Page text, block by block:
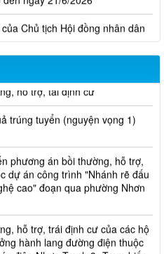
Chủ tịch Hội đồng nhân dân
phường Nhơn Trạch năm
hỗ trợ, tái định cư
trúng tuyển (nguyện vọng 1)
phương án bồi thường, hỗ trợ,
dự án công trình "Nhánh rẽ đấu
cao" đoạn qua phường Nhơn
hỗ trợ, trái định cư của các hộ
hành lang đường điện thuộc
điện Nhơn Trạch 3- Trạm biến